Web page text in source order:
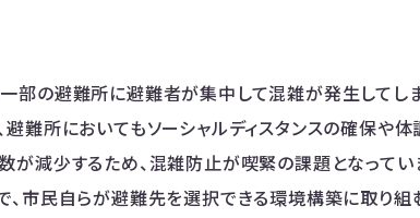
部の避難所に避難者が集中して混雑が発生してし
避難所においてもソーシャルディスタンスの確保や
が減少するため、混雑防止が喫緊の課題となってい
、市民自らが避難先を選択できる環境構築に取り組